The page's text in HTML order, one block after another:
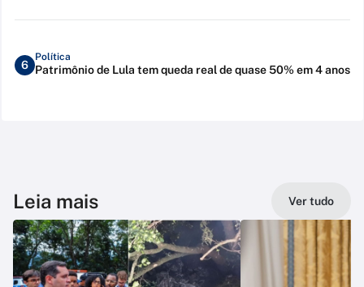
6
Política
Patrimônio de Lula tem queda real de quase 50% em 4 anos
Leia mais Ver tudo